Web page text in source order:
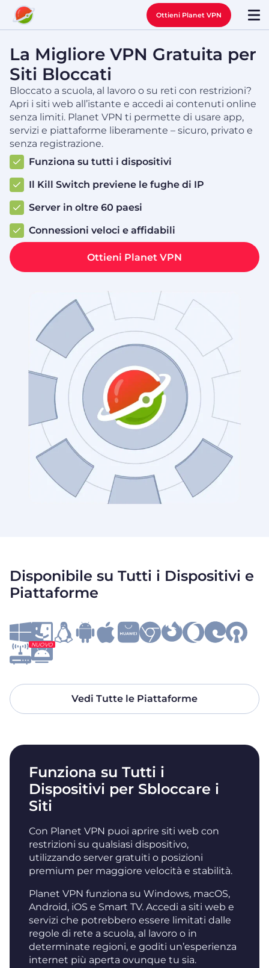
Ottieni Planet VPN
La Migliore VPN Gratuita per
Siti Bloccati
Bloccato a scuola, al lavoro o su reti con restrizioni?
Apri i siti web all’istante e accedi ai contenuti online
senza limiti. Planet VPN ti permette di usare app,
servizi e piattaforme liberamente – sicuro, privato e
senza registrazione.
Funziona su tutti i dispositivi
Il Kill Switch previene le fughe di IP
Server in oltre 60 paesi
Connessioni veloci e affidabili
Ottieni Planet VPN
Disponibile su Tutti i Dispositivi e
Piattaforme
NUOVO
Vedi Tutte le Piattaforme
Funziona su Tutti i
Dispositivi per Sbloccare i
Siti
Con Planet VPN puoi aprire siti web con
restrizioni su qualsiasi dispositivo,
utilizzando server gratuiti o posizioni
premium per maggiore velocità e stabilità.
Planet VPN funziona su Windows, macOS,
Android, iOS e Smart TV. Accedi a siti web e
servizi che potrebbero essere limitati dalle
regole di rete a scuola, al lavoro o in
determinate regioni, e goditi un’esperienza
internet più aperta ovunque tu sia.